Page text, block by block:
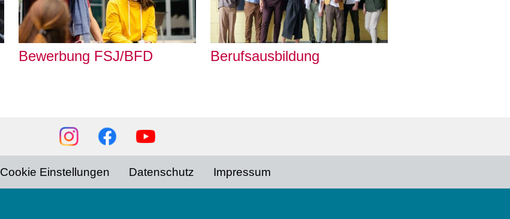
Bewerbung FSJ/BFD Berufsausbildung
Cookie Einstellungen Datenschutz Impressum